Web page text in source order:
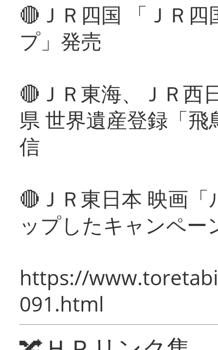
🔴ＪＲ四国 「ＪＲ
プ」発売
🔴ＪＲ東海、ＪＲ西
県 世界遺産登録「
信
🔴ＪＲ東日本 映画
ップしたキャンペー
https://
091.html